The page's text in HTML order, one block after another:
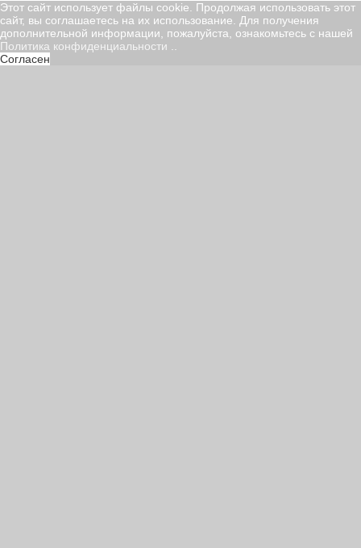
Этот сайт использует файлы cookie. Продолжая использовать этот
сайт, вы соглашаетесь на их использование. Для получения
дополнительной информации, пожалуйста, ознакомьтесь с нашей
Политика конфиденциальности
Согласен